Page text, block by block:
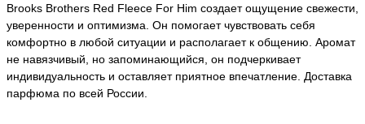
Brooks Brothers Red Fleece For Him создает ощущение свежести,
уверенности и оптимизма. Он помогает чувствовать себя
комфортно в любой ситуации и располагает к общению. Аромат
не навязчивый, но запоминающийся, он подчеркивает
индивидуальность и оставляет приятное впечатление. Доставка
парфюма по всей России.